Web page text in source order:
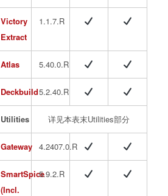
Victory
Extract
1.1.7.R
Atlas 5.40.0.R
Deckbuild5.2.40.R
Utilities 详见本表末Utilities部分
Gateway 4.2407.0.R
SmartSpice
(Incl.
5.9.2.R